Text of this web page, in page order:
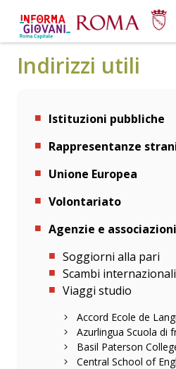
Indirizzi utili
Istituzioni pubbliche
Rappresentanze
Unione Europea
Volontariato
Agenzie e
Soggiorni alla pari
Scambi internazionali
Viaggi studio
Accord Ecole de
Azurlingua Scuola di
Basil Paterson
Central School of